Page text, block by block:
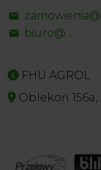
zamowienia@
biuro@ ...
FHU AGROL
Oblekoń